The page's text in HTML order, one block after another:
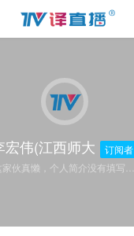
宏伟(江西师大
订阅者
家伙真懒，个人简介没有填写…